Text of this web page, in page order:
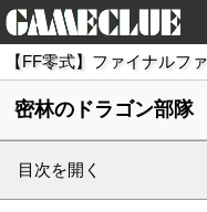
【FF零式】ファイナルフ
密林のドラゴン部隊
目次を開く